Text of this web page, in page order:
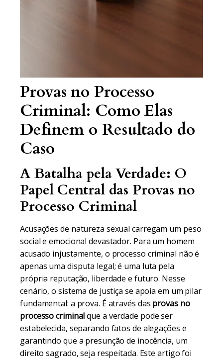
Provas no Processo
Criminal: Como Elas
Definem o Resultado do
Caso
A Batalha pela Verdade: O
Papel Central das Provas no
Processo Criminal
Acusações de natureza sexual carregam um peso
social e emocional devastador. Para um homem
acusado injustamente, o processo criminal não é
apenas uma disputa legal; é uma luta pela
própria reputação, liberdade e futuro. Nesse
cenário, o sistema de justiça se apoia em um pilar
fundamental: a prova. É através das provas no
processo criminalque a verdade pode ser
estabelecida, separando fatos de alegações e
garantindo que a presunção de inocência, um
direito sagrado, seja respeitada. Este artigo foi